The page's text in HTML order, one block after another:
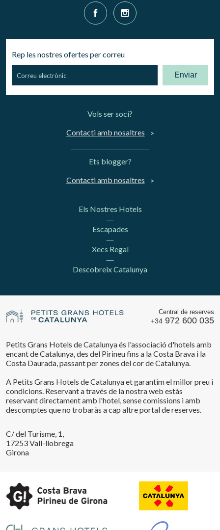
Rep les nostres ofertes per correu
Enviar
Vols ser soci?
Contacti amb nosaltres
Ets blogger?
Contacti amb nosaltres
Els Nostres Hotels
Escapades
Xecs Regal
Descobreix Catalunya
Central de reserves
+34 972 600 035
Petits Grans Hotels de Catalunya és l'associació d'hotels amb
encant de Catalunya, des del Pirineu fins a la Costa Brava i la
Costa Daurada, passant per zones del cor de Catalunya.
A Petits Grans Hotels de Catalunya et garantim el millor preu i
condicions. Reservant a través de la nostra web estàs
reservant directament amb l'hotel, sense comissions i amb
descomptes que no trobaràs a cap altre portal de reserves.
C/ del Turisme, 1,
17253 Vall-llobrega
Girona